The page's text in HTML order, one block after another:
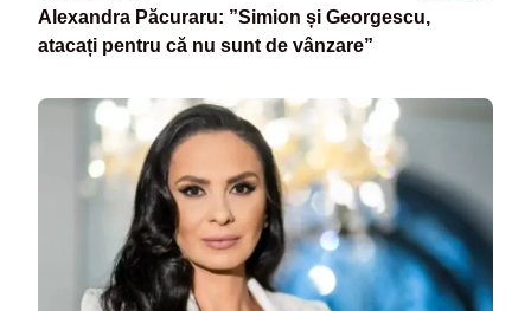
Alexandra Păcuraru: ”Simion și Georgescu,
atacați pentru că nu sunt de vânzare”